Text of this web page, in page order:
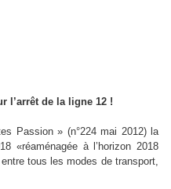
l’arrêt de la ligne 12 !
Passion » (n°224 mai 2012) la
«réaménagée à l’horizon 2018
tous les modes de transport,